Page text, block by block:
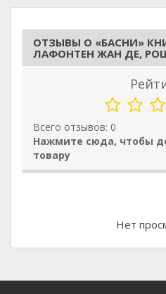
ОТЗЫВЫ О «БАСНИ»
ЛАФОНТЕН ЖАН ДЕ,
Всего отзывов: 0
Нажмите сюда, чтобы
товару
Нет